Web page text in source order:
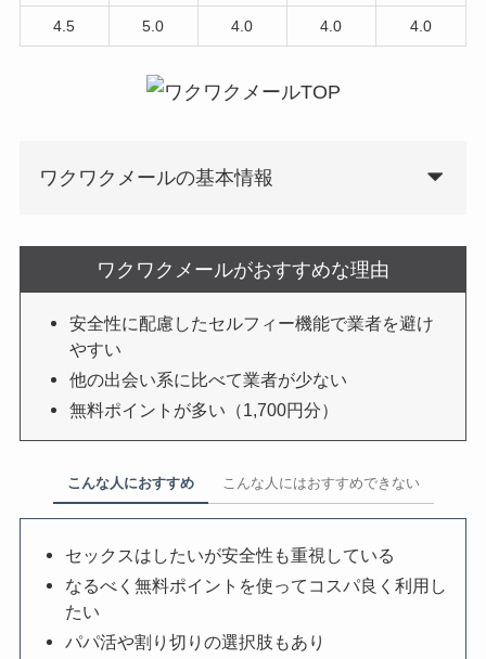
4.5 5.0 4.0 4.0 4.0
ワクワクメールの基本情報
ワクワクメールがおすすめな理由
安全性に配慮したセルフィー機能で業者を避け
やすい
他の出会い系に比べて業者が少ない
無料ポイントが多い（1,700円分）
こんな人におすすめ こんな人にはおすすめできない
セックスはしたいが安全性も重視している
なるべく無料ポイントを使ってコスパ良く利用し
たい
パパ活や割り切りの選択肢もあり